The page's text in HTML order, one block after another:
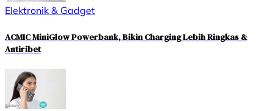
Elektronik & Gadget
ACMIC MiniGlow Powerbank, Bikin Charging Lebih Ringkas &
Antiribet